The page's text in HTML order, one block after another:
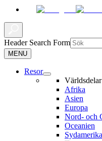
Header Search Form
MENU
Resor
Världsdelar
Afrika
Asien
Europa
Nord- och
Oceanien
Sydamerika